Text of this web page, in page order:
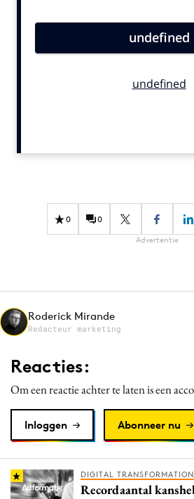
Carriere
Diversiteit
Interne communicatie
Martech
Media
PR
Programmatic
Purpose Marketing
Reputatie & crisis
0 0
Advertentie
Roderick Mirande
Redacteur marketing
Reacties:
Om een reactie achter te laten is een
Inloggen Abonneer nu
DIGITAL TRANSFORMATION
Recordaantal